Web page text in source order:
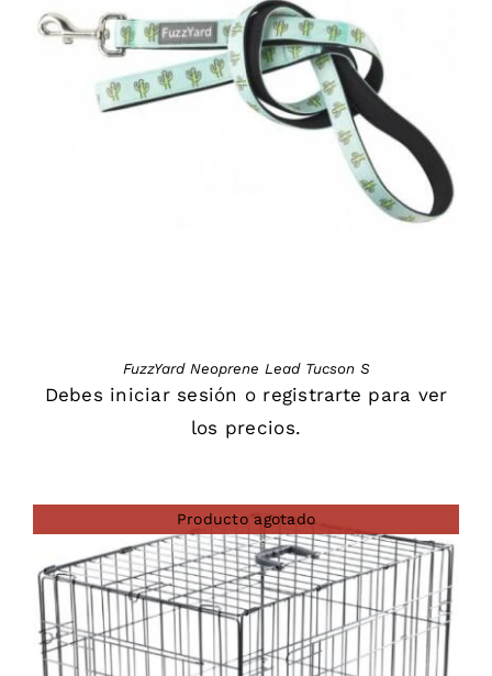
DETAILS
FuzzYard Neoprene Lead Tucson S
Debes iniciar sesión o registrarte para ver
los precios.
Producto agotado